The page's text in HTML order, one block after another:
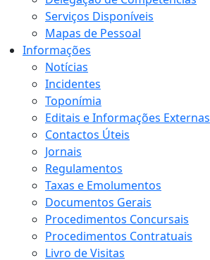
Serviços Disponíveis
Mapas de Pessoal
Informações
Notícias
Incidentes
Toponímia
Editais e Informações Externas
Contactos Úteis
Jornais
Regulamentos
Taxas e Emolumentos
Documentos Gerais
Procedimentos Concursais
Procedimentos Contratuais
Livro de Visitas